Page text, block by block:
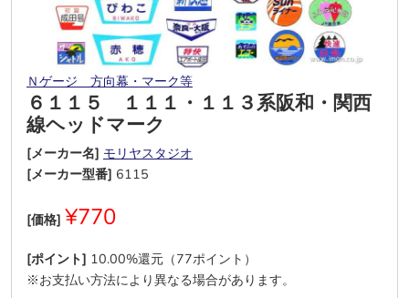
Ｎゲージ 方向幕・マーク等
６１１５ １１１・１１３系阪和・関西
線ヘッドマーク
[メーカー名] モリヤスタジオ
[メーカー型番] 6115
[価格] ¥770
[ポイント] 10.00%還元（77ポイント）
※お支払い方法により異なる場合があります。